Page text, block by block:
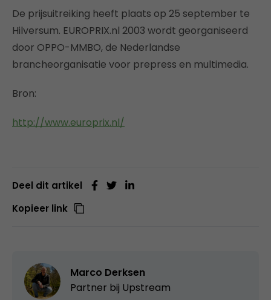
De prijsuitreiking heeft plaats op 25 september te
Hilversum. EUROPRIX.nl 2003 wordt georganiseerd
door OPPO-MMBO, de Nederlandse
brancheorganisatie voor prepress en multimedia.
Bron:
http://www.europrix.nl/
Deel dit artikel
Kopieer link
Marco Derksen
Partner bij Upstream